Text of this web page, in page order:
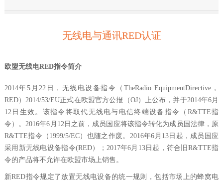
无线电与通讯RED认证
欧盟无线电RED指令简介
2014年5月22日，无线电设备指令（TheRadio EquipmentDirective，
RED）2014/53/EU正式在欧盟官方公报（OJ）上公布，并于2014年6月
12日生效。该指令将取代无线电与电信终端设备指令（R&TTE指
令）。2016年6月12日之前，成员国应将该指令转化为成员国法律，原
R&TTE指令（1999/5/EC）也随之作废。2016年6月13日起，成员国应
采用新无线电设备指令(RED）；2017年6月13日起，符合旧R&TTE指
令的产品将不允许在欧盟市场上销售。
新RED指令规定了放置无线电设备的统一规则，包括市场上的蜂窝电